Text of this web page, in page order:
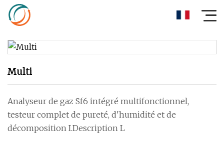
Multi
Analyseur de gaz Sf6 intégré multifonctionnel,
testeur complet de pureté, d'humidité et de
décomposition I.Description L